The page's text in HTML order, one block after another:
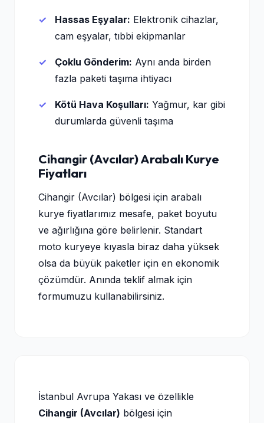
Hassas Eşyalar: Elektronik cihazlar,
cam eşyalar, tıbbi ekipmanlar
Çoklu Gönderim: Aynı anda birden
fazla paketi taşıma ihtiyacı
Kötü Hava Koşulları: Yağmur, kar gibi
durumlarda güvenli taşıma
Cihangir (Avcılar) Arabalı Kurye
Fiyatları
Cihangir (Avcılar) bölgesi için arabalı
kurye fiyatlarımız mesafe, paket boyutu
ve ağırlığına göre belirlenir. Standart
moto kuryeye kıyasla biraz daha yüksek
olsa da büyük paketler için en ekonomik
çözümdür. Anında teklif almak için
formumuzu kullanabilirsiniz.
İstanbul Avrupa Yakası ve özellikle
Cihangir (Avcılar) bölgesi için